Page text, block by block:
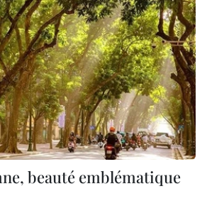
beauté emblématique